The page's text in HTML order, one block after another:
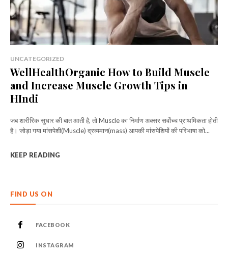
UNCATEGORIZED
WellHealthOrganic How to Build Muscle
and Increase Muscle Growth Tips in
HIndi
जब शारीरिक सुधार की बात आती है, तो Muscle का निर्माण अक्सर सर्वोच्च प्राथमिकता होती
है। जोड़ा गया मांसपेशी(Muscle) द्रव्यमान(mass) आपकी मांसपेशियों की परिभाषा को...
KEEP READING
FIND US ON
FACEBOOK
INSTAGRAM